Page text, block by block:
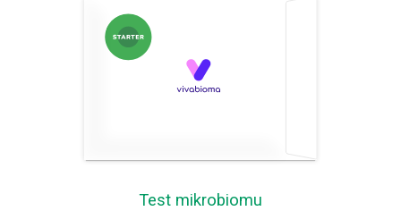
Test mikrobiomu